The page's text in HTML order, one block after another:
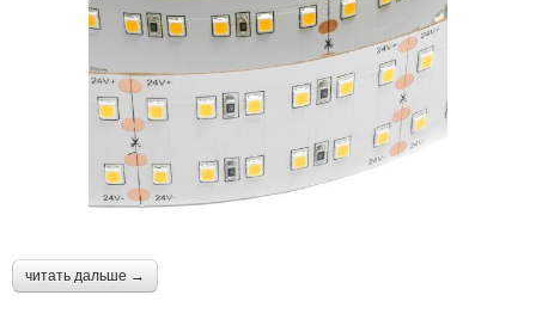
читать дальше →